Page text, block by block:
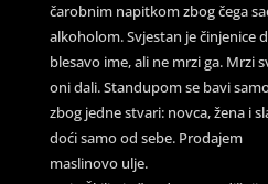
čarobnim napitkom zbog čega
alkoholom. Svjestan je činjenice
blesavo ime, ali ne mrzi ga. Mrzi
oni dali. Standupom se bavi
zbog jedne stvari: novca, žena i
doći samo od sebe. Prodajem
maslinovo ulje.